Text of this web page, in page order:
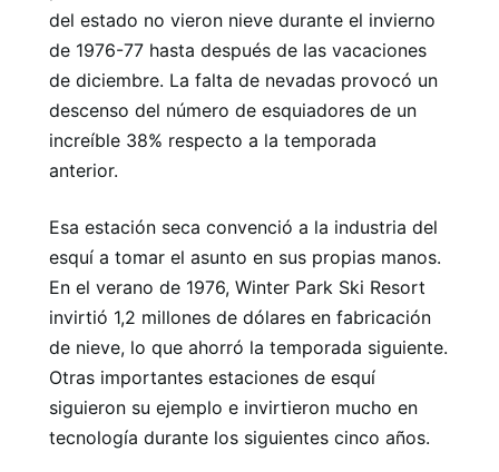
del estado no vieron nieve durante el invierno
de 1976-77 hasta después de las vacaciones
de diciembre. La falta de nevadas provocó un
descenso del número de esquiadores de un
increíble 38% respecto a la temporada
anterior.
Esa estación seca convenció a la industria del
esquí a tomar el asunto en sus propias manos.
En el verano de 1976, Winter Park Ski Resort
invirtió 1,2 millones de dólares en fabricación
de nieve, lo que ahorró la temporada siguiente.
Otras importantes estaciones de esquí
siguieron su ejemplo e invirtieron mucho en
tecnología durante los siguientes cinco años.